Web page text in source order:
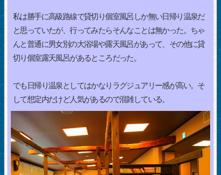
私は勝手に高級路線で貸切り個室風呂しか無い日帰り温泉だ
と思っていたが、行ってみたらそんなことは無かった。ちゃ
んと普通に男女別の大浴場や露天風呂があって、その他に貸
切り個室露天風呂があるところだった。
でも日帰り温泉としてはかなりラグジュアリー感が高い。そ
して想定内だけど人気があるので混雑している。